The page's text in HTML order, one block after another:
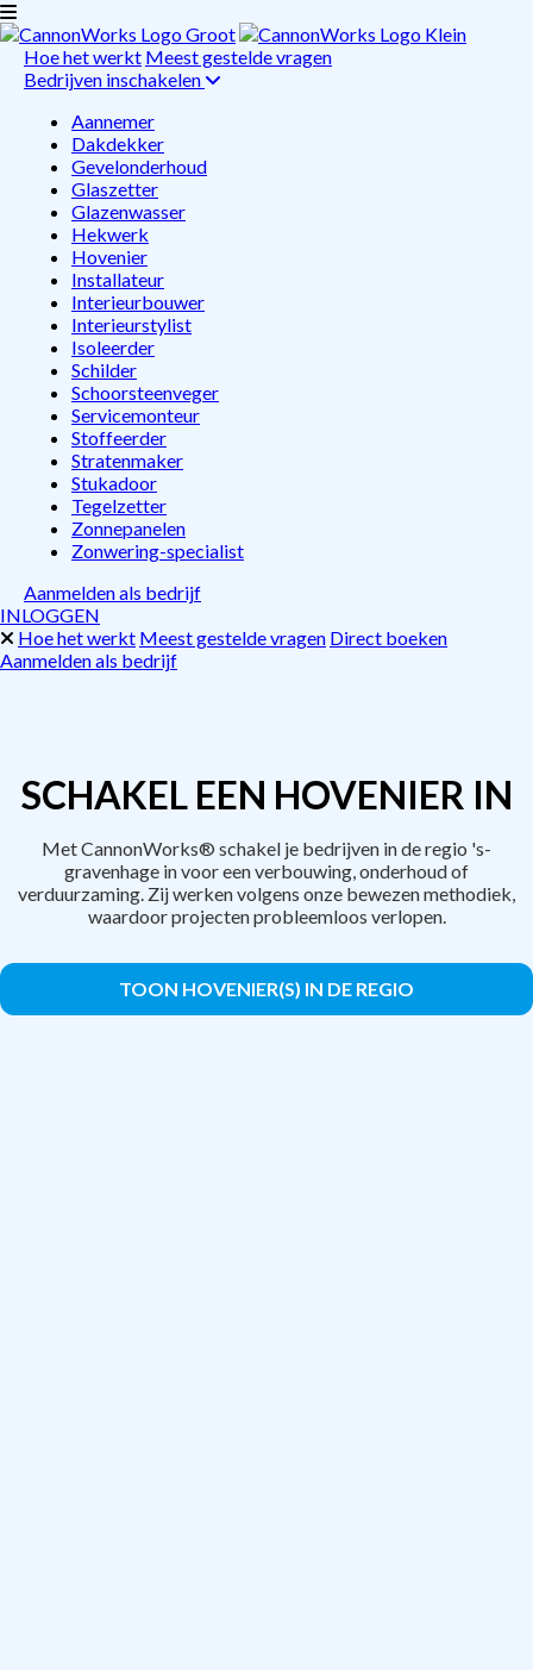
Hoe het werkt Meest gestelde vragen
Bedrijven inschakelen
Aannemer
Dakdekker
Gevelonderhoud
Glaszetter
Glazenwasser
Hekwerk
Hovenier
Installateur
Interieurbouwer
Interieurstylist
Isoleerder
Schilder
Schoorsteenveger
Servicemonteur
Stoffeerder
Stratenmaker
Stukadoor
Tegelzetter
Zonnepanelen
Zonwering-specialist
Aanmelden als bedrijf
INLOGGEN
Hoe het werkt Meest gestelde vragen Direct boeken
Aanmelden als bedrijf
SCHAKEL EEN HOVENIER IN
Met CannonWorks® schakel je bedrijven in de regio 's-
gravenhage in voor een verbouwing, onderhoud of
verduurzaming. Zij werken volgens onze bewezen methodiek,
waardoor projecten probleemloos verlopen.
TOON HOVENIER(S) IN DE REGIO